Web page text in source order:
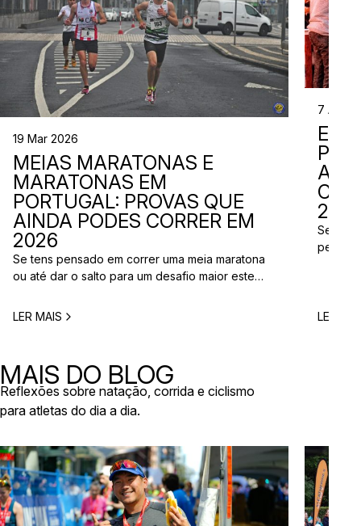
19 Mar 2026
MEIAS MARATONAS E
MARATONAS EM
PORTUGAL: PROVAS QUE
AINDA PODES CORRER EM
2026
Se tens pensado em correr uma meia maratona
ou até dar o salto para um desafio maior este
planear. Entre a primavera e o verão, o
LER MAIS
7 Abr
Se
perto
LER
MAIS DO BLOG
Reflexões sobre natação, corrida e ciclismo
para atletas do dia a dia.